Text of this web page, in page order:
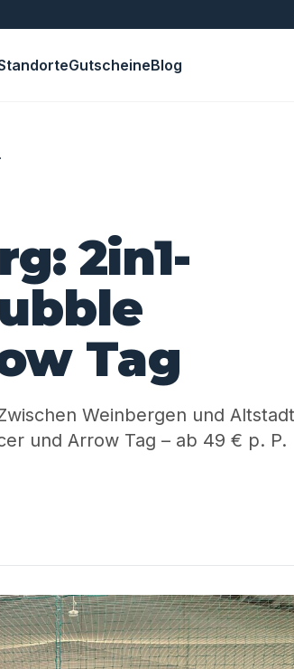
GutscheineBlog
2in1-
Tag
Weinbergen und Altstadt
und Arrow Tag – ab 49 € p. P.